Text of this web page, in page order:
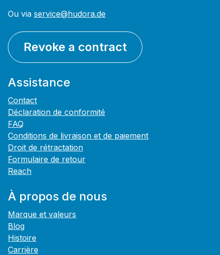
Ou via service@hudora.de
Revoke a contract
Assistance
Contact
Déclaration de conformité
FAQ
Conditions de livraison et de paiement
Droit de rétractation
Formulaire de retour
Reach
À propos de nous
Marque et valeurs
Blog
Histoire
Carrière